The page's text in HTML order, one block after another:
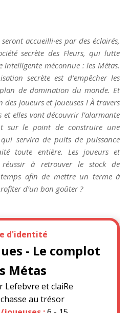
accueilli·es par des éclairés,
secrète des Fleurs, qui lutte
méconnue : les Métas.
secrète est d’empêcher les
de domination du monde. Et
joueurs et joueuses ! À travers
et elles vont découvrir l’alarmante
sur le point de construire une
servira de puits de puissance
toute entière. Les joueurs et
réussir à retrouver le stock de
afin de mettre un terme à
d’un bon goûter ?
d'identité
- Le complot
Métas
Lefebvre et claiRe
au trésor